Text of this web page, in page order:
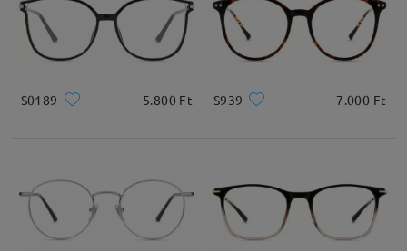
S0189 5.800 Ft S939 7.000 Ft